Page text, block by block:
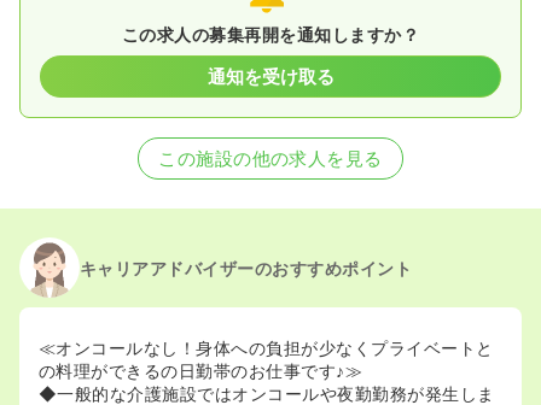
この求人の募集再開を通知しますか？
通知を受け取る
この施設の他の求人を見る
キャリアアドバイザーのおすすめポイント
≪オンコールなし！身体への負担が少なくプライベートと
の料理ができるの日勤帯のお仕事です♪≫
◆一般的な介護施設ではオンコールや夜勤勤務が発生しま